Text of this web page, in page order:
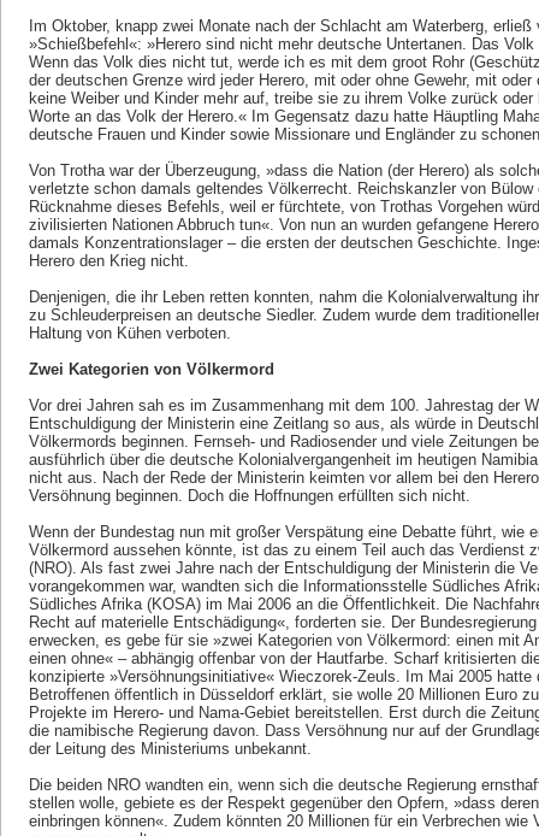
Im Oktober, knapp zwei Monate nach der Schlacht am Waterberg,
»Schießbefehl«: »Herero sind nicht mehr deutsche Untertanen. Das
Wenn das Volk dies nicht tut, werde ich es mit dem groot Rohr
der deutschen Grenze wird jeder Herero, mit oder ohne Gewehr, mit
keine Weiber und Kinder mehr auf, treibe sie zu ihrem Volke zurück
Worte an das Volk der Herero.« Im Gegensatz dazu hatte Häuptling
deutsche Frauen und Kinder sowie Missionare und Engländer zu
Von Trotha war der Überzeugung, »dass die Nation (der Herero) als
verletzte schon damals geltendes Völkerrecht. Reichskanzler von Bülow
Rücknahme dieses Befehls, weil er fürchtete, von Trothas Vorgehen
zivilisierten Nationen Abbruch tun«. Von nun an wurden gefangene
damals Konzentrationslager – die ersten der deutschen Geschichte.
Herero den Krieg nicht.
Denjenigen, die ihr Leben retten konnten, nahm die Kolonialverwaltung
zu Schleuderpreisen an deutsche Siedler. Zudem wurde dem
Haltung von Kühen verboten.
Zwei Kategorien von Völkermord
Vor drei Jahren sah es im Zusammenhang mit dem 100. Jahrestag der
Entschuldigung der Ministerin eine Zeitlang so aus, als würde in
Völkermords beginnen. Fernseh- und Radiosender und viele Zeitungen
ausführlich über die deutsche Kolonialvergangenheit im heutigen
nicht aus. Nach der Rede der Ministerin keimten vor allem bei den
Versöhnung beginnen. Doch die Hoffnungen erfüllten sich nicht.
Wenn der Bundestag nun mit großer Verspätung eine Debatte führt, wie
Völkermord aussehen könnte, ist das zu einem Teil auch das Verdienst
(NRO). Als fast zwei Jahre nach der Entschuldigung der Ministerin die
vorangekommen war, wandten sich die Informationsstelle Südliches
Südliches Afrika (KOSA) im Mai 2006 an die Öffentlichkeit. Die
Recht auf materielle Entschädigung«, forderten sie. Der
erwecken, es gebe für sie »zwei Kategorien von Völkermord: einen mit
einen ohne« – abhängig offenbar von der Hautfarbe. Scharf kritisierten
konzipierte »Versöhnungsinitiative« Wieczorek-Zeuls. Im Mai 2005
Betroffenen öffentlich in Düsseldorf erklärt, sie wolle 20 Millionen Euro
Projekte im Herero- und Nama-Gebiet bereitstellen. Erst durch die
die namibische Regierung davon. Dass Versöhnung nur auf der
der Leitung des Ministeriums unbekannt.
Die beiden NRO wandten ein, wenn sich die deutsche Regierung
stellen wolle, gebiete es der Respekt gegenüber den Opfern, »dass
einbringen können«. Zudem könnten 20 Millionen für ein Verbrechen